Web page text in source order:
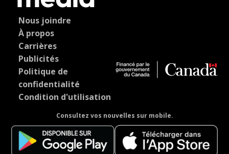
Nous joindre
À propos
Carrières
Publicités
Politique de
confidentialité
Condition d'utilisation
Consultez vos nouvelles sur mobile.